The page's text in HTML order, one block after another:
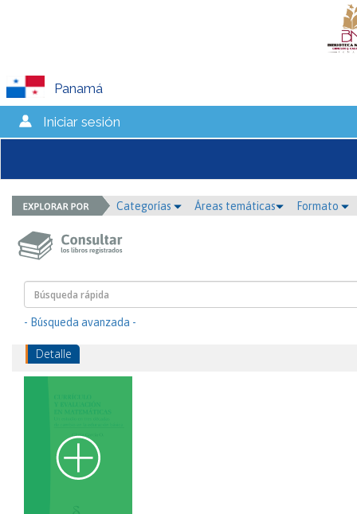
Panamá
Iniciar sesión
Categorías Áreas temáticas Formato
- Búsqueda avanzada -
Detalle